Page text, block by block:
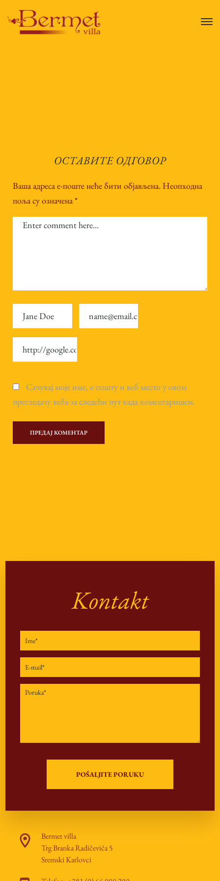
ОСТАВИТЕ ОДГОВОР
Ваша адреса е-поште неће бити објављена. Неопходна
поља су означена*
Сачувај моје име, е-пошту и веб место у овом
прегледачу веба за следећи пут када коментаришем.
Kontakt
Bermet villa
Trg Branka Radičevića 5
Sremski Karlovci